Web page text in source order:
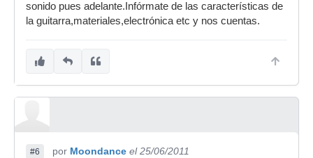
sonido pues adelante.Infórmate de las características de
la guitarra,materiales,electrónica etc y nos cuentas.
#6 por Moondance el 25/06/2011